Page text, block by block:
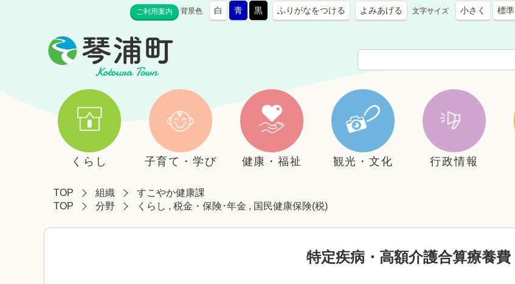
ご利用案内 背景色 白 青 黒 ふりがなをつける よみあげる 文字サイズ 小さく 標準
くらし 子育て・学び 健康・福祉 観光・文化 行政情報
TOP 組織
すこやか健康課
TOP
分野 くらし , 税金・保険･年金 , 国民健康保険(税)
特定疾病・高額介護合算療養費